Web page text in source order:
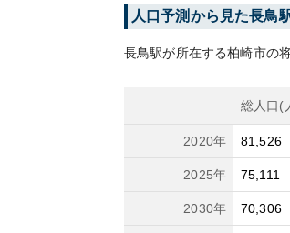
人口予測から見た長鳥
長鳥駅が所在する柏崎市の
総人口(
2020年 81,526
2025年 75,111
2030年 70,306